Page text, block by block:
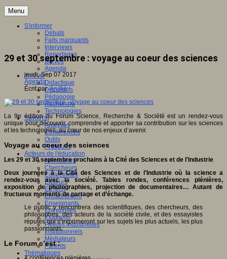
Menu
S'informer
Débats
Faits marquants
Interviews
Reportages
Brèves
Agenda
Innover
Didactique
Dispositifs
Pédagogie
Recherche
Technologies
Savoir(s)
Analyses
Conférences
Outils
Pratiques
Acteurs de l'éducation
Animateurs
Chercheurs
Collectivités
Editeurs
EdTech
Encadrement
Enseignants
Entreprises
Etudiants
Filières industrielles
Institutionnels
Médiateurs
Parents
Thématiques
29 et 30 septembre : voyage au coeur des sciences
jeudi, Sep 07 2017
Agenda
Écrit parAn@é
La 9e édition du Forum Science, Recherche & Société est un rendez-vous
unique pour découvrir, comprendre et apporter sa contribution sur les sciences
et les technologies, au cœur de nos enjeux d’avenir.
Voyage au coeur des sciences
Les 29 et 30 septembre prochains à la Cité des Sciences et de l'Industrie
Deux journées à la Cité des Sciences et de l'Industrie où la science a
rendez-vous avec la société. Tables rondes, conférences plénières,
exposition de photographies, projection de documentaires… Autant de
fructueux moments de partage et d’échange.
Le public y rencontrera des scientifiques, des chercheurs, des
philosophes, des acteurs de la société civile, et des essayistes
réputés qui s’exprimeront sur les sujets les plus actuels, les plus
passionnants.
Le Forum c’est :